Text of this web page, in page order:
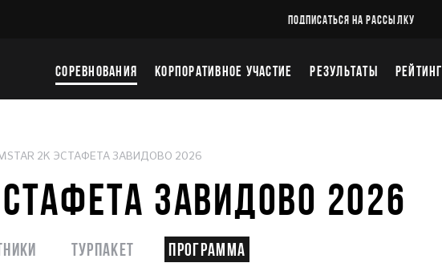
ПОДПИСАТЬСЯ НА РАССЫЛКУ
СОРЕВНОВАНИЯ КОРПОРАТИВНОЕ УЧАСТИЕ РЕЗУЛЬТАТЫ РЕЙТИНГ
2K ЭСТАФЕТА ЗАВИДОВО 2026
ЗАВИДОВО 2026
Турпакет Программа